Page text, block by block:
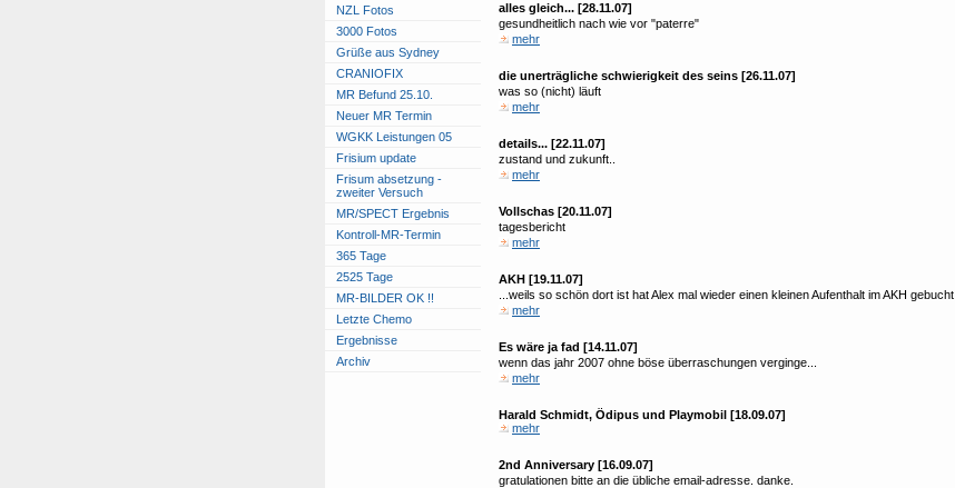
NZL Fotos
3000 Fotos
Grüße aus Sydney
CRANIOFIX
MR Befund 25.10.
Neuer MR Termin
WGKK Leistungen 05
Frisium update
Frisum absetzung -
zweiter Versuch
MR/SPECT Ergebnis
Kontroll-MR-Termin
365 Tage
2525 Tage
MR-BILDER OK !!
Letzte Chemo
Ergebnisse
Archiv
alles gleich... [28.11.07]
gesundheitlich nach wie vor "paterre"
mehr
die unerträgliche schwierigkeit des seins [26.11.07]
was so (nicht) läuft
mehr
details... [22.11.07]
zustand und zukunft..
mehr
Vollschas [20.11.07]
tagesbericht
mehr
AKH [19.11.07]
...weils so schön dort ist hat Alex mal wieder einen kleinen Aufenthalt im AKH gebucht.
mehr
Es wäre ja fad [14.11.07]
wenn das jahr 2007 ohne böse überraschungen verginge...
mehr
Harald Schmidt, Ödipus und Playmobil [18.09.07]
mehr
2nd Anniversary [16.09.07]
gratulationen bitte an die übliche email-adresse. danke.